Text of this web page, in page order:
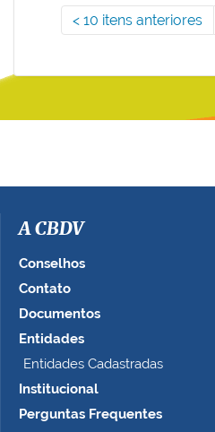
10 itens anteriores
A CBDV
Conselhos
Contato
Documentos
Entidades
Entidades Cadastradas
Institucional
Perguntas Frequentes